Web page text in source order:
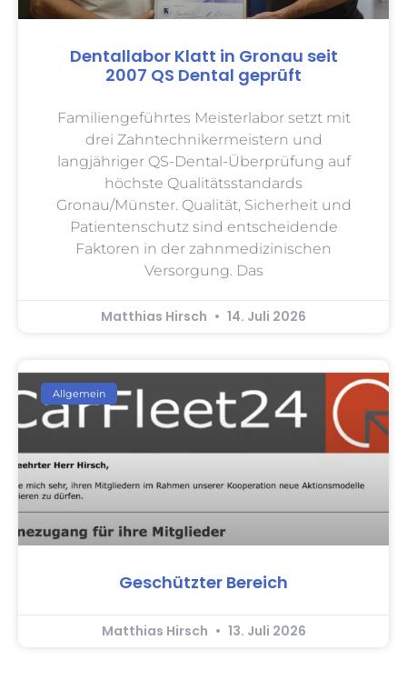
Dentallabor Klatt in Gronau seit
2007 QS Dental geprüft
Familiengeführtes Meisterlabor setzt mit
drei Zahntechnikermeistern und
langjähriger QS-Dental-Überprüfung auf
höchste Qualitätsstandards
Gronau/Münster. Qualität, Sicherheit und
Patientenschutz sind entscheidende
Faktoren in der zahnmedizinischen
Versorgung. Das
Matthias Hirsch 14. Juli 2026
Allgemein
Geschützter Bereich
Matthias Hirsch 13. Juli 2026